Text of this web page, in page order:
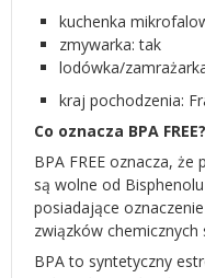
kuchenka
zmywarka: tak
lodówka/
kraj pochodzenia:
Co oznacza BPA FREE?
BPA FREE oznacza,
są wolne od
posiadające
związków chemicznych
BPA to syntetyczny